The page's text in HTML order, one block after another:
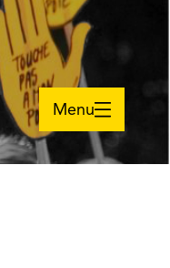
Menu